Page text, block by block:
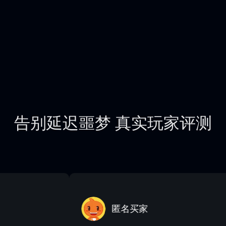
告别延迟噩梦 真实玩家评测
匿名买家